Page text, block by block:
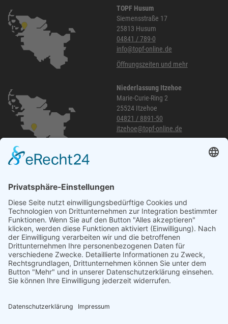
TOPF Husum
Siemensstraße 17
25813 Husum
04841 / 789-0
info@topf-online.de
Öffnungszeiten und mehr
Niederlassung Itzehoe
Marie-Curie-Ring 2
25524 Itzehoe
04821 / 8891-50
itzehoe@topf-online.de
040 / 21 04 04 04-04
glinde@topf-online.de
Öffnungszeiten und mehr